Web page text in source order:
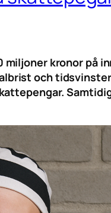
miljoner kronor
och